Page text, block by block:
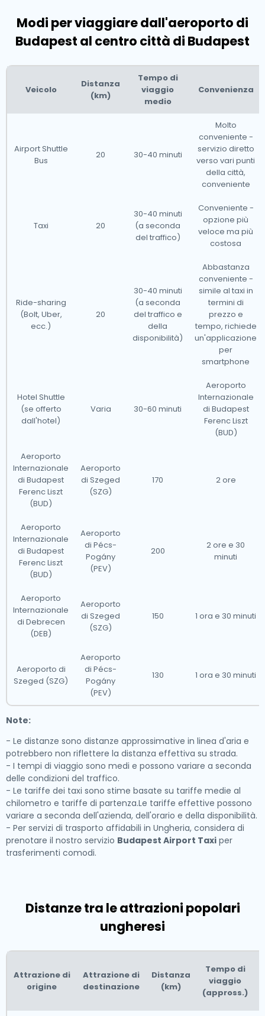
I taxi per l'aeroporto operano in tutti gli aeroporti
internazionali e nei porti da crociera di tutto il mondo.
Un'occhiata all'Ungheria
Ungheria?
Conosciuta per i suoi paesaggi mozzafiato, il ricco
patrimonio culturale e le città vibranti, l'Ungheria offre
comodi servizi di taxi per l'aeroporto per garantire
che i tuoi viaggi siano senza intoppi. Che tu sia nella
capitale Budapest o stia esplorando belle città come
Debrecen o Szeged, i nostri taxi possono portarti
rapidamente all'aeroporto, anche all'ultimo minuto.
trasferimento in aeroporto online tramite il nostro sito
web per un viaggio senza stress.
L'Ungheria ha una rete di servizi taxi affidabile e
consolidata, e vorremmo affrontare alcune domande
comuni riguardanti i trasferimenti in aeroporto.
I nostri taxi operano in tutti i principali aeroporti
internazionali in Ungheria, rendendoli accessibili da
quasi 500 città in tutto il paese.Di seguito è riportato
un elenco degli aeroporti in cui i nostri taxi sono
disponibili 24/7:
Modi per viaggiare dall'aeroporto di
Budapest al centro città di Budapest
Veicolo
Distanza
(km)
Tempo di
viaggio
medio
Convenienza
Airport Shuttle
Bus
20 30-40 minuti
Molto
conveniente -
servizio diretto
verso vari punti
della città,
conveniente
Taxi 20
30-40 minuti
(a seconda
del traffico)
Conveniente -
opzione più
veloce ma più
costosa
Ride-sharing
(Bolt, Uber,
ecc.)
20
30-40 minuti
(a seconda
del traffico e
della
disponibilità)
Abbastanza
conveniente -
simile al taxi in
termini di
prezzo e
tempo, richiede
un'applicazione
per
smartphone
Hotel Shuttle
(se offerto
dall'hotel)
Varia 30-60 minuti
Aeroporto
Internazionale
di Budapest
Ferenc Liszt
(BUD)
Aeroporto
Internazionale
di Budapest
Ferenc Liszt
(BUD)
Aeroporto
di Szeged
(SZG)
170 2 ore
Aeroporto
Internazionale
di Budapest
Ferenc Liszt
(BUD)
Aeroporto
di Pécs-
Pogány
(PEV)
200
2 ore e 30
minuti
Aeroporto
Internazionale
di Debrecen
(DEB)
Aeroporto
di Szeged
(SZG)
150 1 ora e 30 minuti
Aeroporto di
Szeged (SZG)
Aeroporto
di Pécs-
Pogány
(PEV)
130 1 ora e 30 minuti
Note:
- Le distanze sono distanze approssimative in linea d'aria e
potrebbero non riflettere la distanza effettiva su strada.
- I tempi di viaggio sono medi e possono variare a seconda
delle condizioni del traffico.
- Le tariffe dei taxi sono stime basate su tariffe medie al
chilometro e tariffe di partenza.Le tariffe effettive possono
variare a seconda dell'azienda, dell'orario e della disponibilità.
- Per servizi di trasporto affidabili in Ungheria, considera di
prenotare il nostro servizio Budapest Airport Taxi per
trasferimenti comodi.
Distanze tra le attrazioni popolari
ungheresi
Attrazione di
origine
Attrazione di
destinazione
Distanza
(km)
Tempo di
viaggio
(appross.)